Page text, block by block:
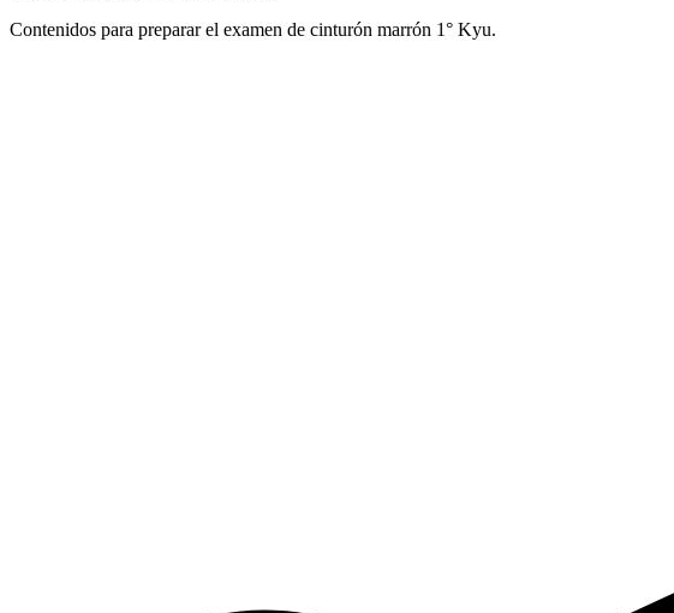
Contenidos para preparar el examen de cinturón marrón 1° Kyu.